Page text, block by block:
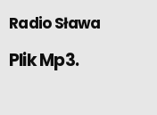
Radio Sława
Plik Mp3.